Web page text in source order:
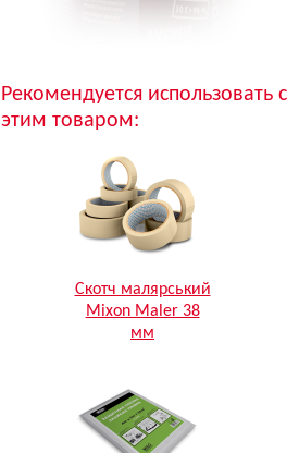
Рекомендуется использовать с
этим товаром:
Скотч малярський
Mixon Maler 38
мм